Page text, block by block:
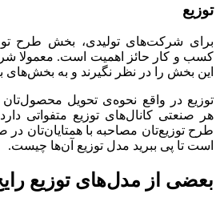
توزیع
برای شرکت‌های تولیدی، بخش طرح
کسب و کار حائز اهمیت است. معمولا
این بخش را در نظر نگیرند و به بخش‌های
توزیع در واقع نحوه‌ی تحویل
هر صنعتی کانال‌های توزیع متفواتی
طرح توزیع‌تان مصاحبه با همتایان‌تان در
است تا پی ببرید مدل توزیع آن‌ها چیست.
بعضی از مدل‌های توزیع